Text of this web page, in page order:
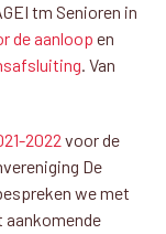
tm Senioren in
de aanloopen
. Van
2022voor de
De
we met
aankomende